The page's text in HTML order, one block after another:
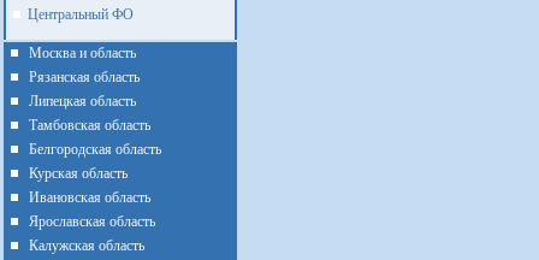
Центральный ФО
Москва и область
Рязанская область
Липецкая область
Тамбовская область
Белгородская область
Курская область
Ивановская область
Ярославская область
Калужская область